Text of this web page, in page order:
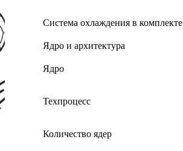
Система охлаждения в комплекте
Ядро и архитектура
Ядро
Техпроцесс
Количество ядер